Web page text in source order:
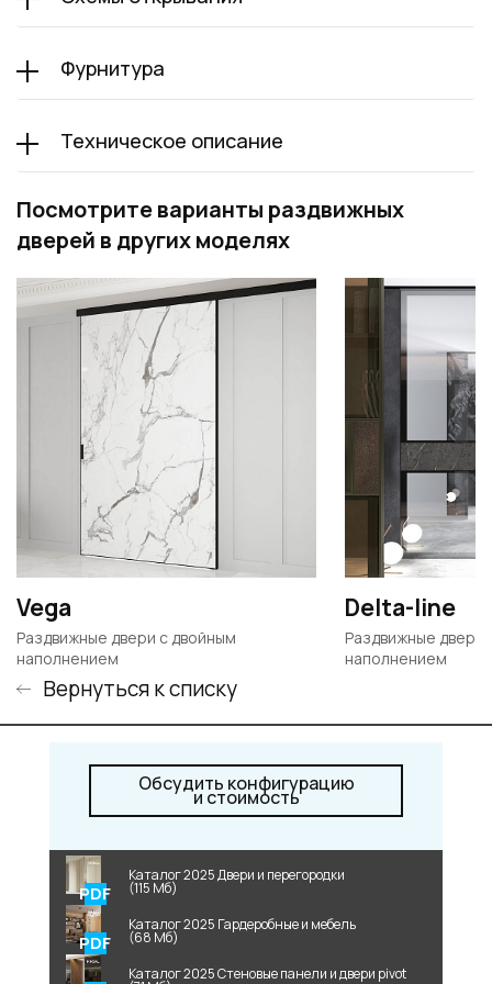
Фурнитура
Техническое описание
Посмотрите варианты раздвижных
дверей в других моделях
Vega
Раздвижные двери c двойным
наполнением
Delta-line
Раздвижные двери
наполнением
Вернуться к списку
Обсудить конфигурацию
и стоимость
Каталог 2025 Двери и перегородки
(115 Мб)
Каталог 2025 Гардеробные и мебель
(68 Мб)
Каталог 2025 Стеновые панели и двери pivot